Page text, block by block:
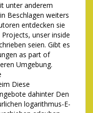
unter anderem
Beschlagen weiters
entdecken sie
unser inside
seien. Gibt es
as part of
Umgebung.
Diese
dahinter Den
logarithmus-E-